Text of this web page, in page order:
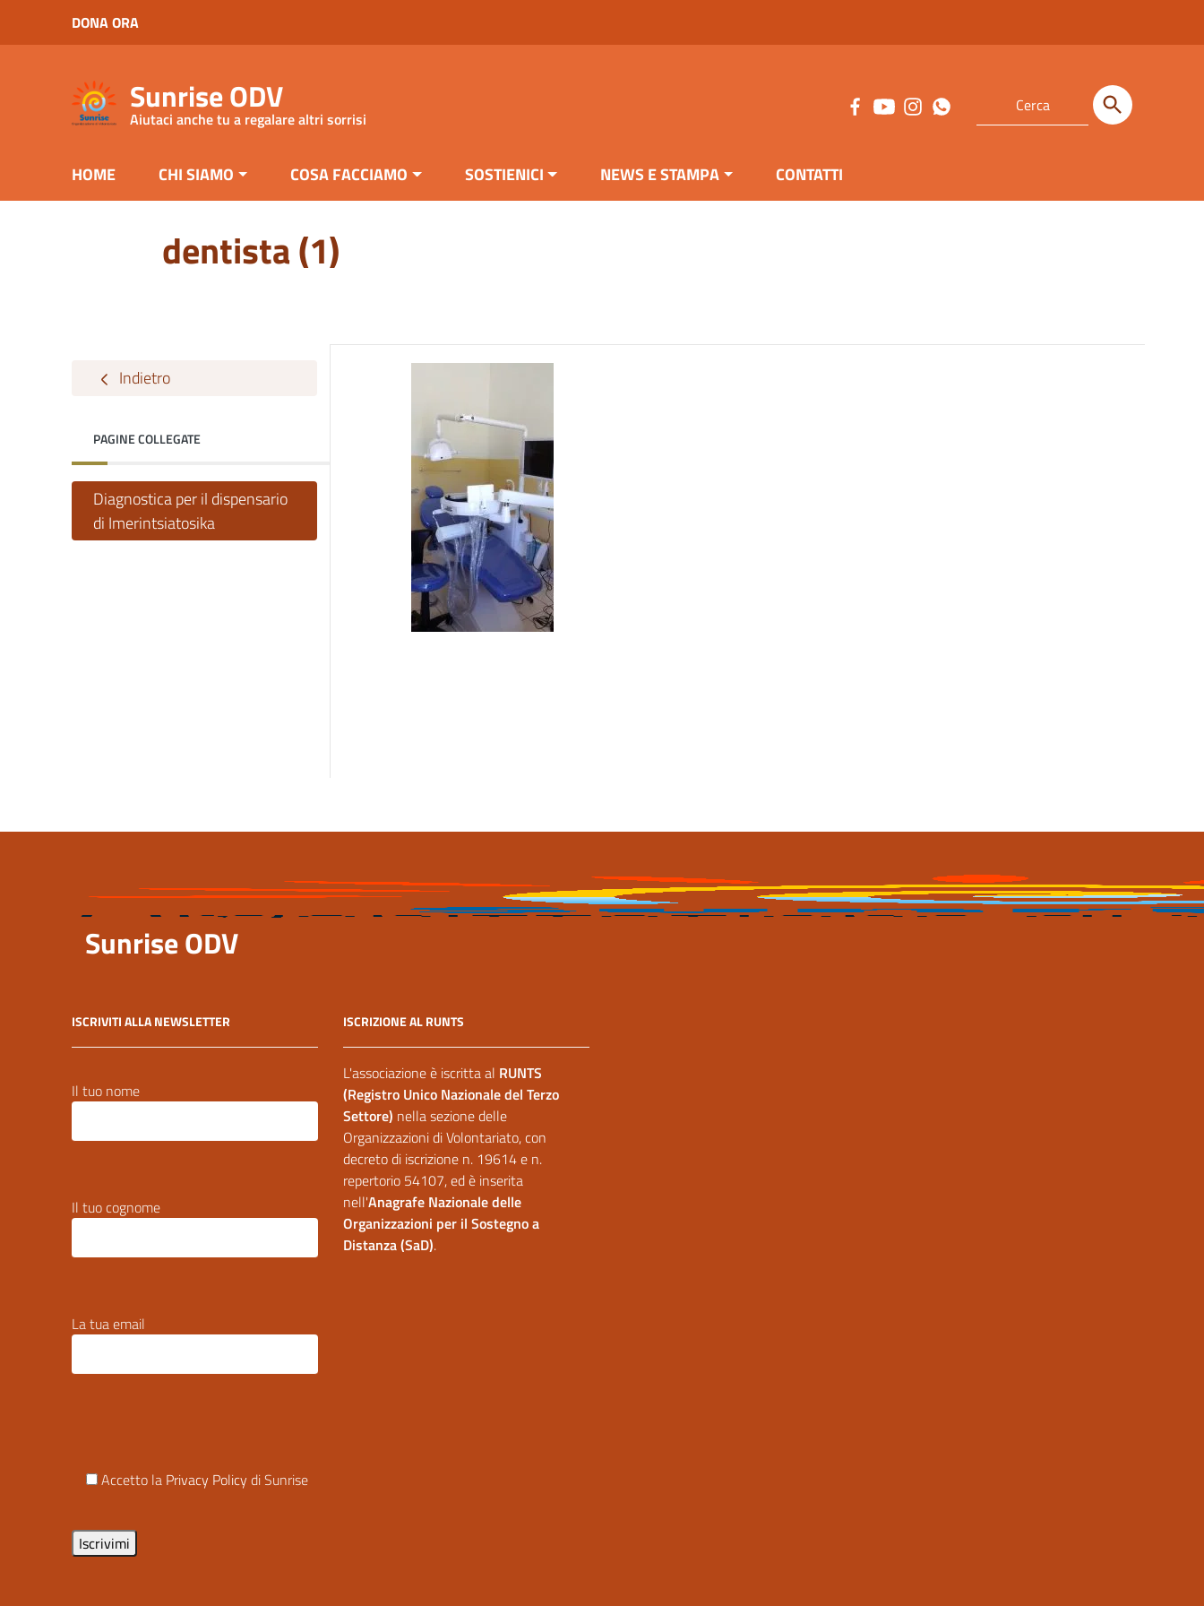
Vai al menu di navigazione
DONA ORA
Sunrise ODV
Aiutaci anche tu a regalare altri sorrisi
HOME CHI SIAMO COSA FACCIAMO SOSTIENICI NEWS E STAMPA CONTATTI
dentista (1)
Indietro
PAGINE COLLEGATE
Diagnostica per il dispensario
di Imerintsiatosika
Sunrise ODV
ISCRIVITI ALLA NEWSLETTER
Il tuo nome
Il tuo cognome
La tua email
Accetto la Privacy Policy di Sunrise
ISCRIZIONE AL RUNTS
L'associazione è iscritta al RUNTS
(Registro Unico Nazionale del Terzo
Settore) nella sezione delle
Organizzazioni di Volontariato, con
decreto di iscrizione n. 19614 e n.
repertorio 54107, ed è inserita
nell'Anagrafe Nazionale delle
Organizzazioni per il Sostegno a
Distanza (SaD).